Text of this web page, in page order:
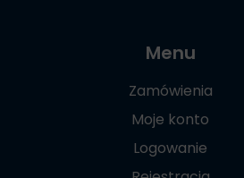
Menu
Zamówienia
Moje konto
Logowanie